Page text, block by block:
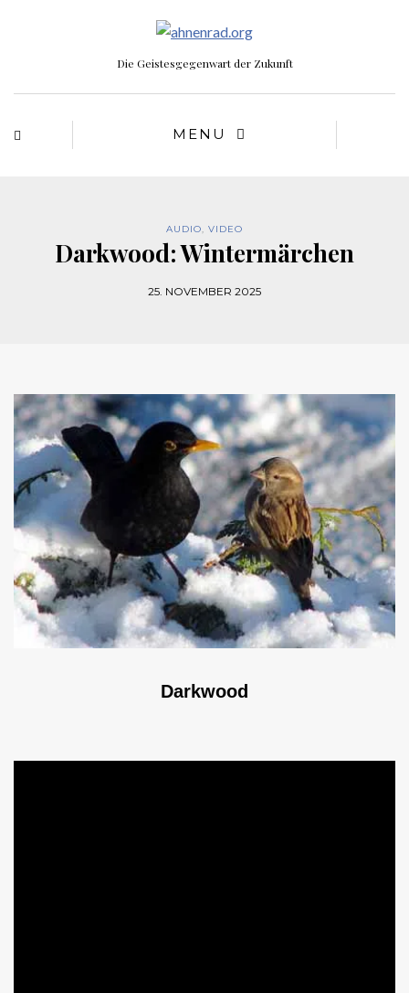
Die Geistesgegenwart der Zukunft
MENU
AUDIO, VIDEO
Darkwood: Wintermärchen
25. NOVEMBER 2025
Darkwood